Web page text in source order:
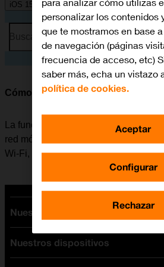
iOS 15.0
Busca por problema o tema
Cómo conectarse a una red Wi-Fi
La función de Wi-Fi se puede utilizar
red móvil para conectarse a internet.
Wi-Fi, el móvil no utiliza datos
Nuestras tarifas
Tarifas Orange
Tarifas fibra y móvil
Nuestros dispositivos
personalizar los contenidos
que te mostramos en base
de navegación (páginas
frecuencia de acceso, etc)
saber más, echa un vistazo
política de cookies.
Configurar
Rechazar
Aceptar